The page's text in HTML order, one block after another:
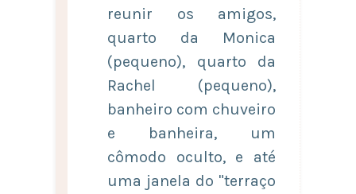
reunir os amigos,
quarto da Monica
(pequeno), quarto da
Rachel (pequeno),
banheiro com chuveiro
e banheira, um
cômodo oculto, e até
uma janela do "terraço